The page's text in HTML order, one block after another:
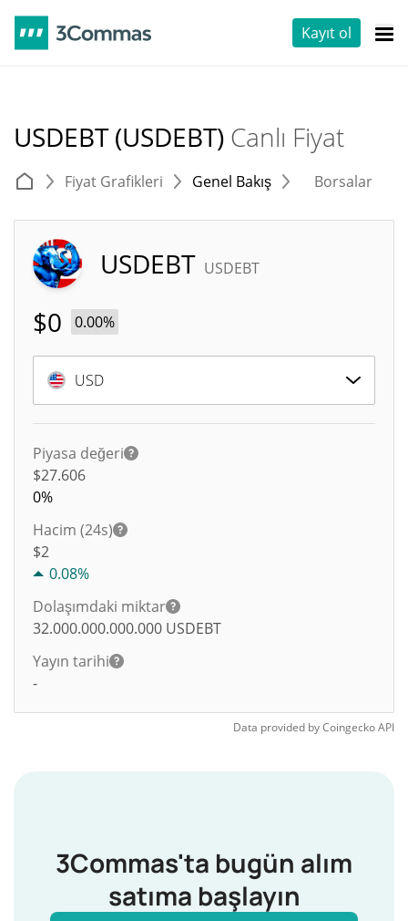
Kayıt ol
USDEBT (USDEBT) Canlı Fiyat
Fiyat Grafikleri Genel Bakış Borsalar
USDEBT USDEBT
$0 0.00%
USD
Piyasa değeri
$27.606
0%
Hacim (24s)
$2
0.08%
Dolaşımdaki miktar
32.000.000.000.000 USDEBT
Yayın tarihi
-
Data provided byCoingeckoAPI
3Commas'ta bugün alım
satıma başlayın